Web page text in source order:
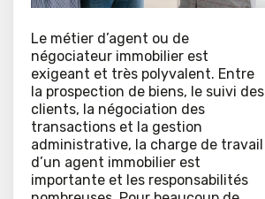
Le métier d’agent ou de
négociateur immobilier est
exigeant et très polyvalent. Entre
la prospection de biens, le suivi des
clients, la négociation des
transactions et la gestion
administrative, la charge de travail
d’un agent immobilier est
importante et les responsabilités